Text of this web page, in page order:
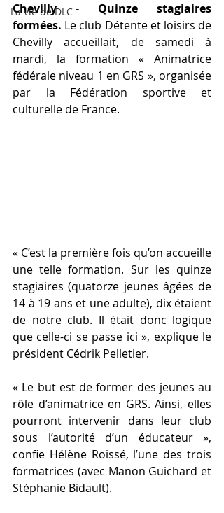
La vie de DLC
Chevilly - Quinze stagiaires
formées. Le club Détente et loisirs de
Chevilly accueillait, de samedi à
mardi, la formation « Animatrice
fédérale niveau 1 en GRS », organisée
par la Fédération sportive et
culturelle de France.
« C’est la première fois qu’on accueille
une telle formation. Sur les quinze
stagiaires (quatorze jeunes âgées de
14 à 19 ans et une adulte), dix étaient
de notre club. Il était donc logique
que celle-ci se passe ici », explique le
président Cédrik Pelletier.
« Le but est de former des jeunes au
rôle d’animatrice en GRS. Ainsi, elles
pourront intervenir dans leur club
sous l’autorité d’un éducateur »,
confie Hélène Roissé, l’une des trois
formatrices (avec Manon Guichard et
Stéphanie Bidault).